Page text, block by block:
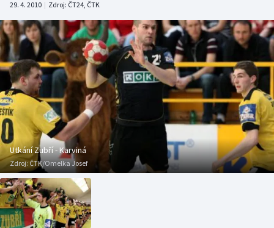
Atletika
Cyklistika
DALŠÍ SPORTY
Americký fotbal
Baseball a softbal
Basketbal
Biatlon
Boby a skeleton
NEPŘEHLÉDNĚTE
Soutěže
Historické návraty
Aplikace ČT sport
AZ kvíz
29. 4. 2010 | Zdroj: ČT24, ČTK
Utkání Zubří - Karviná
Zdroj: ČTK/Omelka Josef